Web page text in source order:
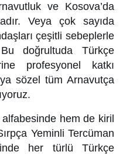
ve Kosova’da
Veya çok sayıda
çeşitli sebeplerle
doğrultuda Türkçe
profesyonel katkı
sözel tüm Arnavutça
hem de kiril
Yeminli Tercüman
her türlü Türkçe